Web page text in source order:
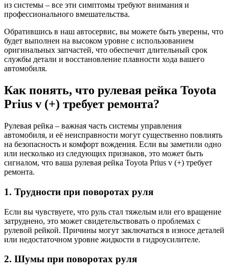
из системы – все эти симптомы требуют внимания и
профессионального вмешательства.
Обратившись в наш автосервис, вы можете быть уверены, что
будет выполнен на высоком уровне с использованием
оригинальных запчастей, что обеспечит длительный срок
службы детали и восстановление плавности хода вашего
автомобиля.
Как понять, что рулевая рейка Toyota
Prius v (+) требует ремонта?
Рулевая рейка – важная часть системы управления
автомобиля, и её неисправности могут существенно повлиять
на безопасность и комфорт вождения. Если вы заметили одно
или несколько из следующих признаков, это может быть
сигналом, что ваша рулевая рейка Toyota Prius v (+) требует
ремонта.
1. Трудности при поворотах руля
Если вы чувствуете, что руль стал тяжелым или его вращение
затруднено, это может свидетельствовать о проблемах с
рулевой рейкой. Причины могут заключаться в износе деталей
или недостаточном уровне жидкости в гидроусилителе.
2. Шумы при поворотах руля